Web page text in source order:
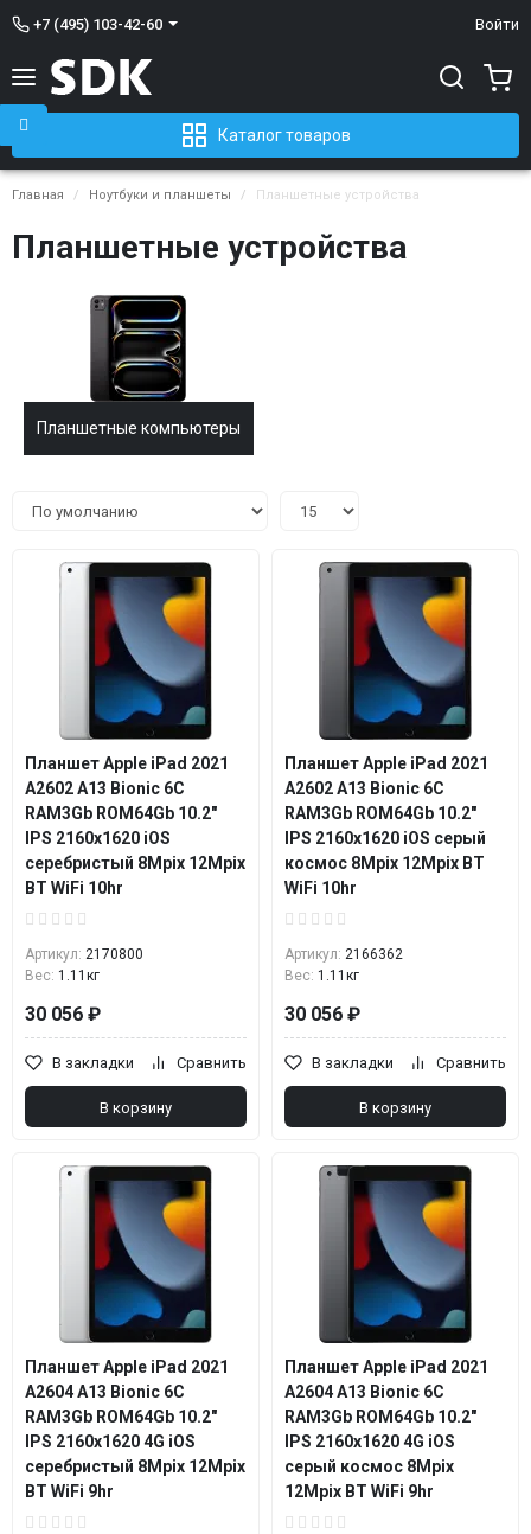
+7 (495) 103-42-60 Войти
Каталог товаров
Главная Ноутбуки и планшеты Планшетные устройства
Планшетные устройства
Планшетные компьютеры
Планшет Apple iPad 2021
A2602 A13 Bionic 6С
RAM3Gb ROM64Gb 10.2"
IPS 2160x1620 iOS
серебристый 8Mpix 12Mpix
BT WiFi 10hr
Артикул: 2170800
Вес: 1.11кг
30 056 ₽
В закладки Сравнить
В корзину
Планшет Apple iPad 2021
A2602 A13 Bionic 6С
RAM3Gb ROM64Gb 10.2"
IPS 2160x1620 iOS серый
космос 8Mpix 12Mpix BT
WiFi 10hr
Артикул: 2166362
Вес: 1.11кг
30 056 ₽
В закладки Сравнить
В корзину
Планшет Apple iPad 2021
A2604 A13 Bionic 6С
RAM3Gb ROM64Gb 10.2"
IPS 2160x1620 4G iOS
серебристый 8Mpix 12Mpix
BT WiFi 9hr
Планшет Apple iPad 2021
A2604 A13 Bionic 6С
RAM3Gb ROM64Gb 10.2"
IPS 2160x1620 4G iOS
серый космос 8Mpix
12Mpix BT WiFi 9hr